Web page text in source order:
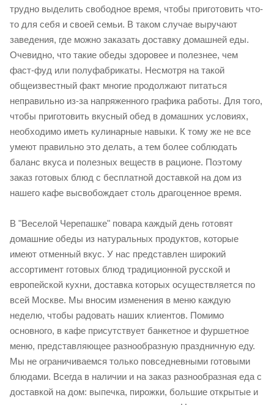
трудно выделить свободное время, чтобы приготовить что-
то для себя и своей семьи. В таком случае выручают
заведения, где можно заказать доставку домашней еды.
Очевидно, что такие обеды здоровее и полезнее, чем
фаст-фуд или полуфабрикаты. Несмотря на такой
общеизвестный факт многие продолжают питаться
неправильно из-за напряженного графика работы. Для того,
чтобы приготовить вкусный обед в домашних условиях,
необходимо иметь кулинарные навыки. К тому же не все
умеют правильно это делать, а тем более соблюдать
баланс вкуса и полезных веществ в рационе. Поэтому
заказ готовых блюд с бесплатной доставкой на дом из
нашего кафе высвобождает столь драгоценное время.
В "Веселой Черепашке" повара каждый день готовят
домашние обеды из натуральных продуктов, которые
имеют отменный вкус. У нас представлен широкий
ассортимент готовых блюд традиционной русской и
европейской кухни, доставка которых осуществляется по
всей Москве. Мы вносим изменения в меню каждую
неделю, чтобы радовать наших клиентов. Помимо
основного, в кафе присутствует банкетное и фуршетное
меню, представляющее разнообразную праздничную еду.
Мы не ограничиваемся только повседневными готовыми
блюдами. Всегда в наличии и на заказ разнообразная еда с
доставкой на дом: выпечка, пирожки, большие открытые и